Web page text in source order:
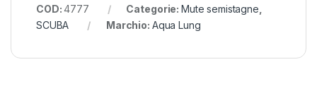
COD:4777 Categorie: Mute semistagne
SCUBA
Marchio: Aqua Lung